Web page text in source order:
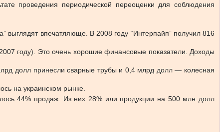
проведения периодической переоценки для соблюдения
выглядят впечатляюще. В 2008 году “Интерпайп” получил 816
году). Это очень хорошие финансовые показатели. Доходы
долл принесли сварные трубы и 0,4 млрд долл — колесная
на украинском рынке.
44% продаж. Из них 28% или продукции на 500 млн долл